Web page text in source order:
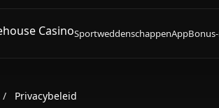
SportweddenschappenApp
/ Privacybeleid